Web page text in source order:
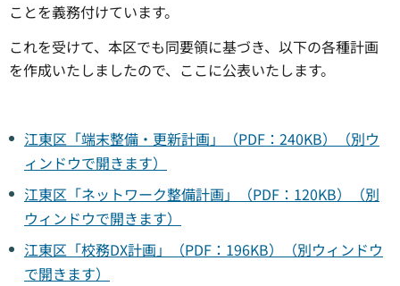
ことを義務付けています。
これを受けて、本区でも同要領に基づき、以下の各種計画
を作成いたしましたので、ここに公表いたします。
江東区「端末整備・更新計画」（PDF：240KB）（別ウ
ィンドウで開きます）
江東区「ネットワーク整備計画」（PDF：120KB）（別
ウィンドウで開きます）
江東区「校務DX計画」（PDF：196KB）（別ウィンドウ
で開きます）